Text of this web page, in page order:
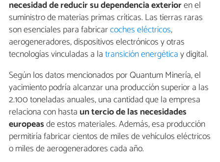
necesidad de reducir su dependencia exterioren el
suministro de materias primas críticas. Las tierras raras
son esenciales para fabricarcoches eléctricos,
aerogeneradores, dispositivos electrónicos y otras
tecnologías vinculadas a latransición energéticay digital.
Según los datos mencionados por Quantum Minería, el
yacimiento podría alcanzar una producción superior a las
2.100 toneladas anuales, una cantidad que la empresa
relaciona con hasta un tercio de las necesidades
europeasde estos materiales. Además, esa producción
permitiría fabricar cientos de miles de vehículos eléctricos
o miles de aerogeneradores cada año.